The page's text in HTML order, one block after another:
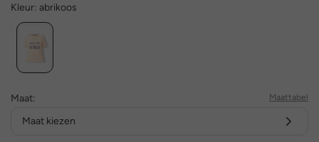
Kleur: abrikoos
Maat: Maattabel
Maat kiezen